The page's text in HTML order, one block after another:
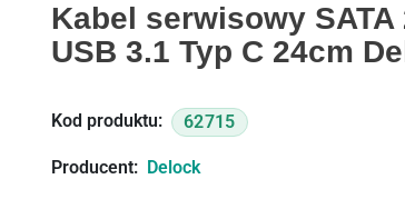
Kabel serwisowy SATA
USB 3.1 Typ C 24cm
Kod produktu: 62715
Producent: Delock